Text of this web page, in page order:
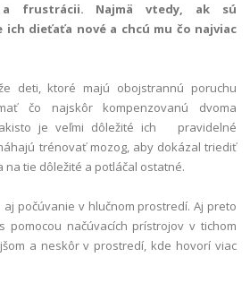
a frustrácii. Najmä vtedy, ak sú
dieťaťa nové a chcú mu čo najviac
deti, ktoré majú obojstrannú poruchu
čo najskôr kompenzovanú dvoma
je veľmi dôležité ich pravidelné
trénovať mozog, aby dokázal triediť
na tie dôležité a potláčal ostatné.
počúvanie v hlučnom prostredí. Aj preto
pomocou načúvacích prístrojov v tichom
a neskôr v prostredí, kde hovorí viac